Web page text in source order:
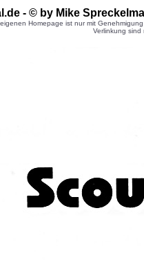
- © by Mike
Homepage ist nur mit
Verlinkung sind